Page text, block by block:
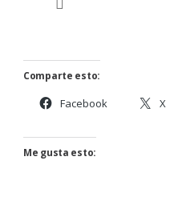
Comparte esto:
Facebook X
Me gusta esto: